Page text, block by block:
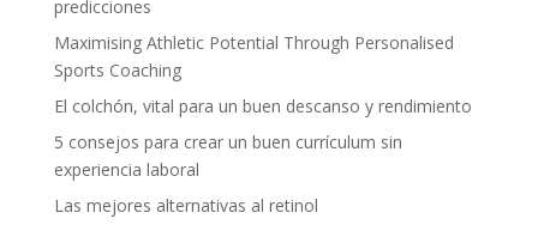
predicciones
Maximising Athletic Potential Through Personalised
Sports Coaching
El colchón, vital para un buen descanso y rendimiento
5 consejos para crear un buen currículum sin
experiencia laboral
Las mejores alternativas al retinol